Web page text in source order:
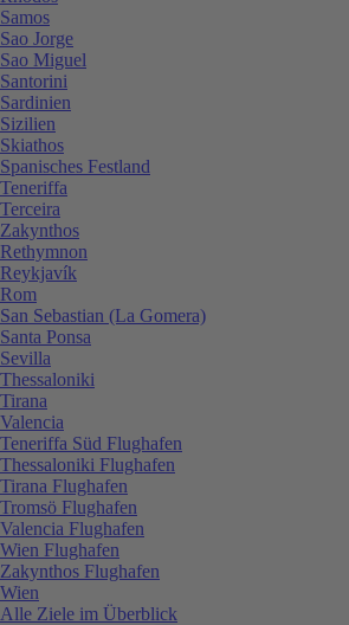
Samos
Sao Jorge
Sao Miguel
Santorini
Sardinien
Sizilien
Skiathos
Spanisches Festland
Teneriffa
Terceira
Zakynthos
Rethymnon
Reykjavík
Rom
San Sebastian (La Gomera)
Santa Ponsa
Sevilla
Thessaloniki
Tirana
Valencia
Teneriffa Süd Flughafen
Thessaloniki Flughafen
Tirana Flughafen
Tromsö Flughafen
Valencia Flughafen
Wien Flughafen
Zakynthos Flughafen
Wien
Alle Ziele im Überblick